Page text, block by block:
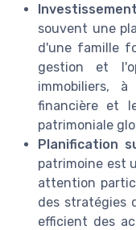
souvent une
d'une famille
gestion et
immobiliers,
financière et
patrimoniale
Planification
patrimoine est
attention
des stratégies
efficient des